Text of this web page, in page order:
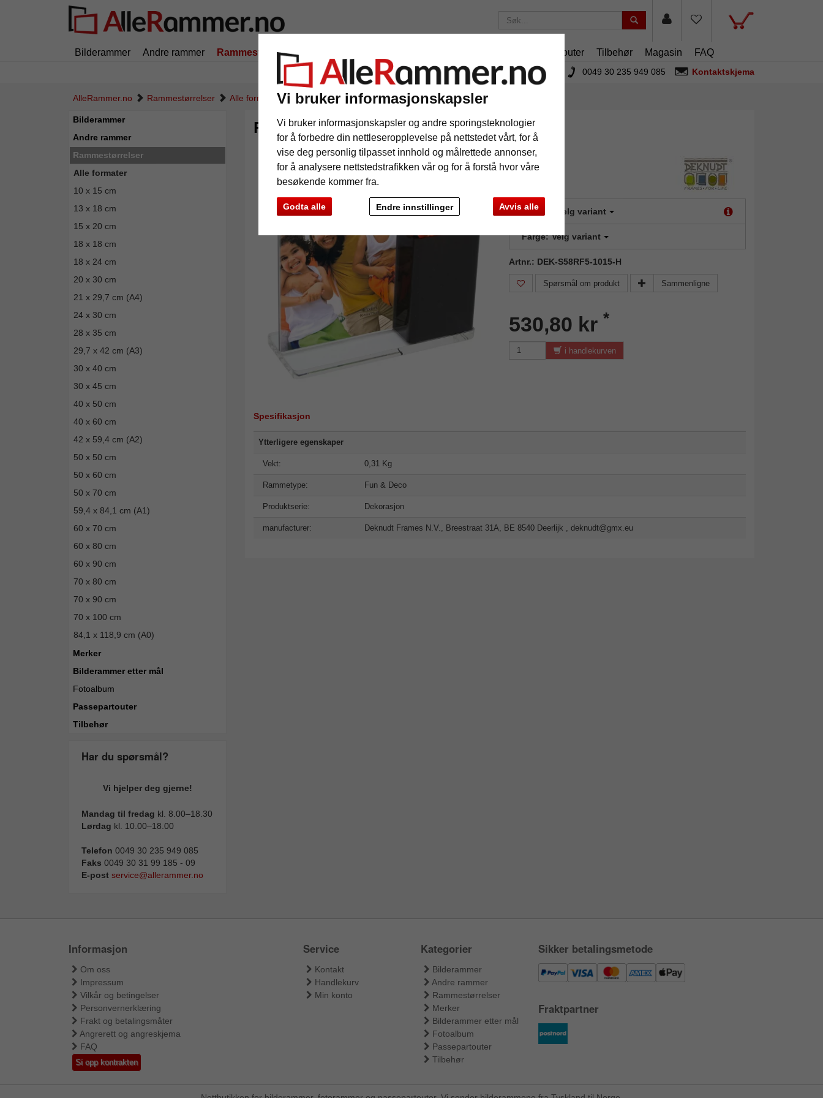
Vi bruker informasjonskapsler
Vi bruker informasjonskapsler og andre sporingsteknologier
for å forbedre din nettleseropplevelse på nettstedet vårt, for å
vise deg personlig tilpasset innhold og målrettede annonser,
for å analysere nettstedstrafikken vår og for å forstå hvor våre
besøkende kommer fra.
Godta alle Avvis alle
Endre innstillinger
Bilderammer Andre rammer Rammestørrelser Passepartouter Tilbehør Magasin FAQ
Fraktkostnadene er 175 kruansett hvor mye du bestiller! 0049 30 235 949 085 Kontaktskjema
AlleRammer.no Rammestørrelser Alle formater Pennestativ med bilderamme
Bilderammer
Andre rammer
Rammestørrelser
Alle formater
10 x 15 cm
13 x 18 cm
15 x 20 cm
18 x 18 cm
18 x 24 cm
20 x 30 cm
21 x 29,7 cm (A4)
24 x 30 cm
28 x 35 cm
29,7 x 42 cm (A3)
30 x 40 cm
30 x 45 cm
40 x 50 cm
40 x 60 cm
42 x 59,4 cm (A2)
50 x 50 cm
50 x 60 cm
50 x 70 cm
59,4 x 84,1 cm (A1)
60 x 70 cm
60 x 80 cm
60 x 90 cm
70 x 80 cm
70 x 90 cm
70 x 100 cm
84,1 x 118,9 cm (A0)
Merker
Bilderammer etter mål
Fotoalbum
Passepartouter
Tilbehør
Har du spørsmål?
Vi hjelper deg gjerne!
Mandag til fredag kl. 8.00–18.30
Lørdag kl. 10.00–18.00
Telefon 0049 30 235 949 085
Faks 0049 30 31 99 185 - 09
E-post service@allerammer.no
Pennestativ med bilderamme
Format: Velg variant
Farge: Velg variant
Artnr.: DEK-S58RF5-1015-H
Spørsmål om produkt Sammenligne
530,80 kr *
i handlekurven
Spesifikasjon
Ytterligere egenskaper
Vekt: 0,31 Kg
Rammetype: Fun & Deco
Produktserie: Dekorasjon
manufacturer: Deknudt Frames N.V., Breestraat 31A, BE 8540 Deerlijk , deknudt@gmx.eu
Informasjon
Om oss
Impressum
Vilkår og betingelser
Personvernerklæring
Frakt og betalingsmåter
Angrerett og angreskjema
FAQ
Si opp kontrakten
Service
Kontakt
Handlekurv
Min konto
Kategorier
Bilderammer
Andre rammer
Rammestørrelser
Merker
Bilderammer etter mål
Fotoalbum
Passepartouter
Tilbehør
Sikker betalingsmetode
Fraktpartner